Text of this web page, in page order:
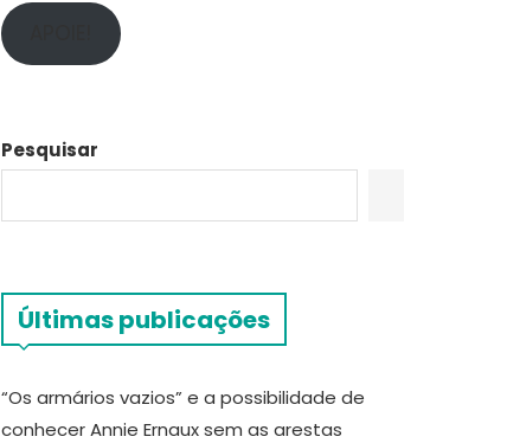
Pesquisar
Últimas publicações
“Os armários vazios” e a possibilidade de
conhecer Annie Ernaux sem as arestas